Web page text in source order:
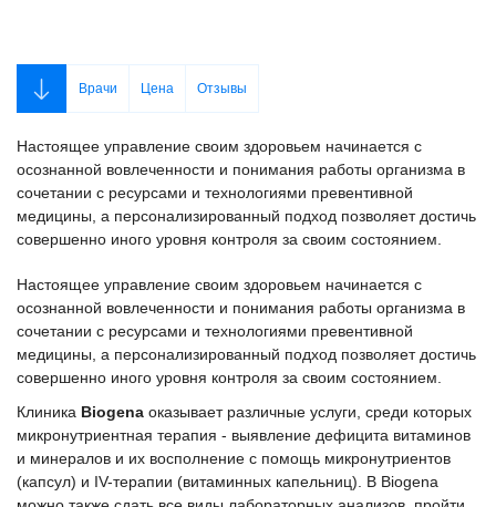
Врачи Цена Отзывы
Настоящее управление своим здоровьем начинается с
осознанной вовлеченности и понимания работы организма в
сочетании с ресурсами и технологиями превентивной
медицины, а персонализированный подход позволяет достичь
совершенно иного уровня контроля за своим состоянием.
Настоящее управление своим здоровьем начинается с
осознанной вовлеченности и понимания работы организма в
сочетании с ресурсами и технологиями превентивной
медицины, а персонализированный подход позволяет достичь
совершенно иного уровня контроля за своим состоянием.
Клиника Biogena оказывает различные услуги, среди которых
микронутриентная терапия - выявление дефицита витаминов
и минералов и их восполнение с помощь микронутриентов
(капсул) и IV-терапии (витаминных капельниц). В Biogena